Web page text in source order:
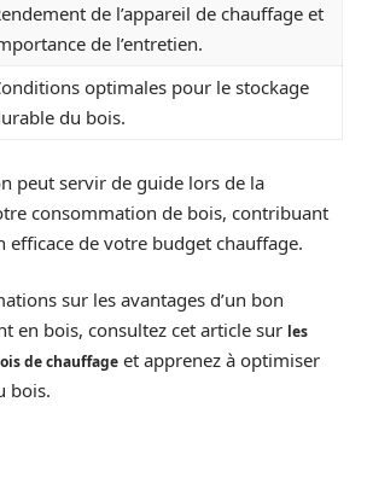
de l’appareil de chauffage et
de l’entretien.
optimales pour le stockage
du bois.
peut servir de guide lors de la
consommation de bois, contribuant
efficace de votre budget chauffage.
sur les avantages d’un bon
en bois, consultez cet article sur les
de chauffage et apprenez à optimiser
bois.